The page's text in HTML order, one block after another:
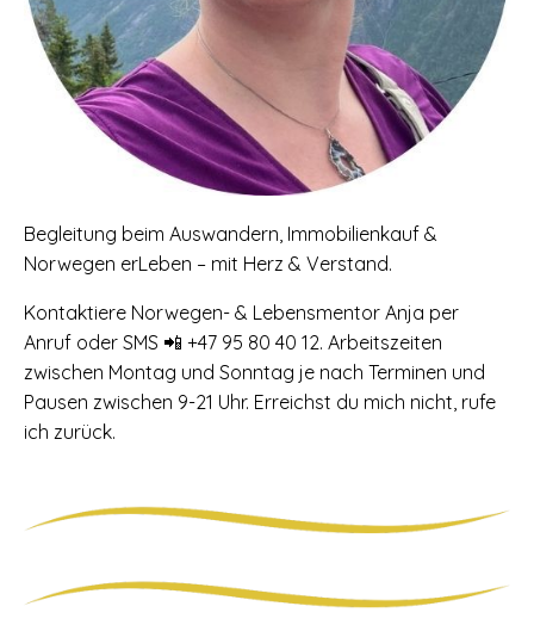
Begleitung beim Auswandern, Immobilienkauf &
Norwegen erLeben – mit Herz & Verstand.
Kontaktiere Norwegen- & Lebensmentor Anja per
Anruf oder SMS 📲 +47 95 80 40 12. Arbeitszeiten
zwischen Montag und Sonntag je nach Terminen und
Pausen zwischen 9-21 Uhr. Erreichst du mich nicht, rufe
ich zurück.